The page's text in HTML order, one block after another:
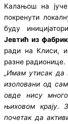
Калањош на
покренути
буду
Јевтић из
ради на Клиси,
разне радионице.
„Имам утисак да
изоловани од
овде нису
њиховом крају.
почетак да